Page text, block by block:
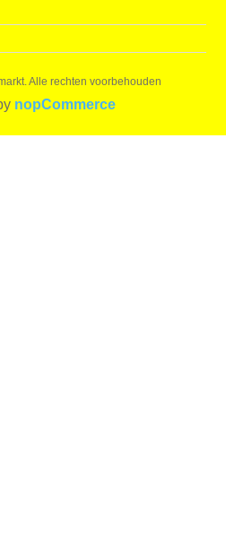
Alle rechten voorbehouden
nopCommerce